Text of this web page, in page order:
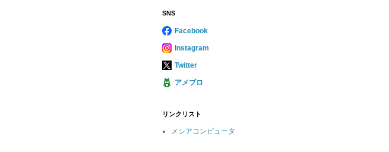
SNS
Facebook
Instagram
Twitter
アメブロ
リンクリスト
メシアコンピュータ